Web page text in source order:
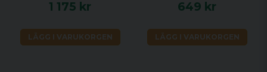
1 175 kr
LÄGG I VARUKORGEN
649 kr
LÄGG I VARUKORGEN